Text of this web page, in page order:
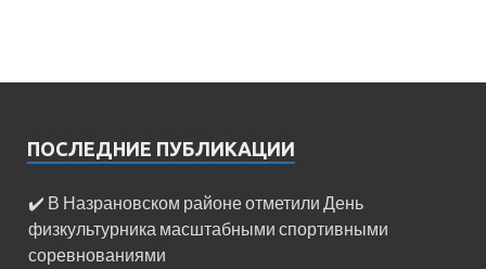
ПОСЛЕДНИЕ ПУБЛИКАЦИИ
✔️ В Назрановском районе отметили День
физкультурника масштабными спортивными
соревнованиями